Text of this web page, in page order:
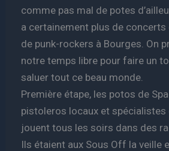
comme pas mal de potes
a certainement plus de concerts
de punk-rockers à Bourges. On
notre temps libre pour faire un
saluer tout ce beau monde.
Première étape, les potos de
pistoleros locaux et spécialistes
jouent tous les soirs dans des
Ils étaient aux Sous Off la veille